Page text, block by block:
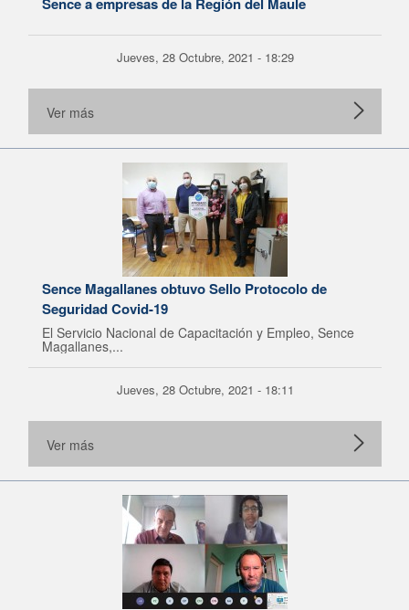
Jueves, 28 Octubre, 2021 - 18:29
Ver más
Sence Magallanes obtuvo Sello Protocolo de
Seguridad Covid-19
El Servicio Nacional de Capacitación y Empleo, Sence
Magallanes,...
Jueves, 28 Octubre, 2021 - 18:11
Ver más